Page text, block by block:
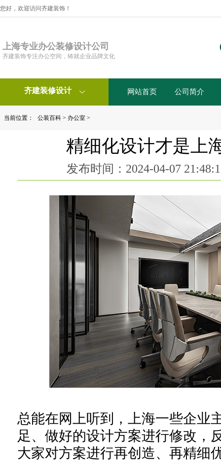
您好，欢迎访问齐建装饰！
上海专业办公装修设计公司
齐建装饰专注办公空间，铸就企业品牌文化
齐建装修设计  网站首页 公司简介
当前位置： 公装百科 > 办公室 >
精细化设计才是上
发布时间：2024-04-07
总能在网上听到，上海一些企业
足 、 做好的设计方案进行修改，
大家对方案进行再创造、再精细